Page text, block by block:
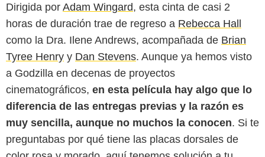
Dirigida por Adam Wingard, esta cinta de casi 2
horas de duración trae de regreso a Rebecca Hall
como la Dra. Ilene Andrews, acompañada de Brian
Tyree Henry y Dan Stevens. Aunque ya hemos visto
a Godzilla en decenas de proyectos
cinematográficos, en esta película hay algo que lo
diferencia de las entregas previas y la razón es
muy sencilla, aunque no muchos la conocen. Si te
preguntabas por qué tiene las placas dorsales de